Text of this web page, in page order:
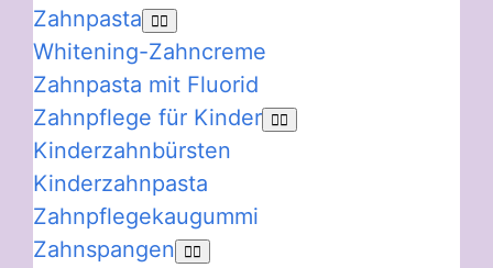
Zahnpasta
Whitening-Zahncreme
Zahnpasta mit Fluorid
Zahnpflege für Kinder
Kinderzahnbürsten
Kinderzahnpasta
Zahnpflegekaugummi
Zahnspangen